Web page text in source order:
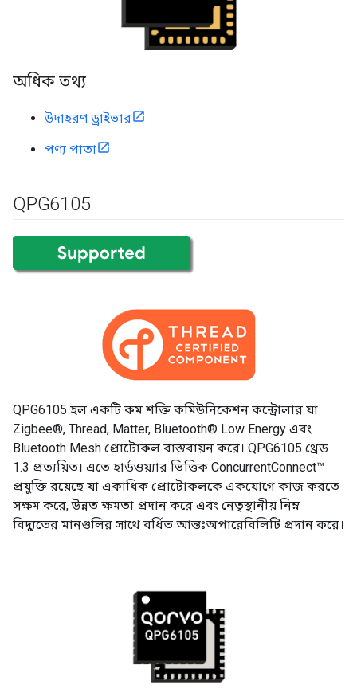
অধিক তথ্য
উদাহরণ ড্রাইভার
পণ্য পাতা
QPG6105
QPG6105 হল একটি কম শক্তি কমিউনিকেশন কন্ট্রোলার যা
Zigbee®, Thread, Matter, Bluetooth® Low Energy এবং
Bluetooth Mesh প্রোটোকল বাস্তবায়ন করে। QPG6105 থ্রেড
1.3 প্রত্যয়িত। এতে হার্ডওয়্যার ভিত্তিক ConcurrentConnect™
প্রযুক্তি রয়েছে যা একাধিক প্রোটোকলকে একযোগে কাজ করতে
সক্ষম করে, উন্নত ক্ষমতা প্রদান করে এবং নেতৃস্থানীয় নিম্ন
বিদ্যুতের মানগুলির সাথে বর্ধিত আন্তঃঅপারেবিলিটি প্রদান করে।